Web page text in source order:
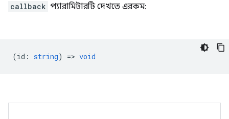
callback প্যারামিটারটি দেখতে এরকম:
(id : string) => void